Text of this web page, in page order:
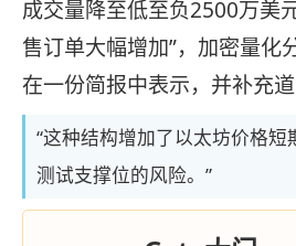
成交量降至低至负2500万美
售订单大幅增加”，加密量化
在一份简报中表示，并补充道
“这种结构增加了以太坊价格
测试支撑位的风险。”